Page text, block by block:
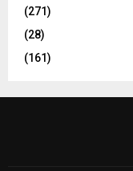
(271)
(28)
(161)